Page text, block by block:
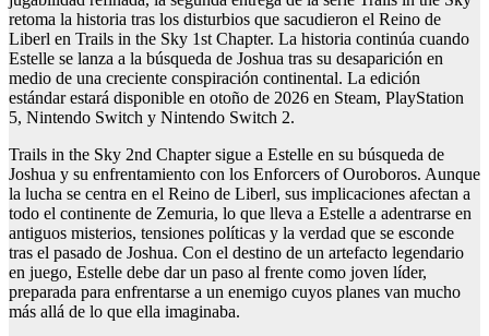
retoma la historia tras los disturbios que sacudieron el Reino de
Liberl en Trails in the Sky 1st Chapter. La historia continúa cuando
Estelle se lanza a la búsqueda de Joshua tras su desaparición en
medio de una creciente conspiración continental. La edición
estándar estará disponible en otoño de 2026 en Steam, PlayStation
5, Nintendo Switch y Nintendo Switch 2.
Trails in the Sky 2nd Chapter sigue a Estelle en su búsqueda de
Joshua y su enfrentamiento con los Enforcers of Ouroboros. Aunque
la lucha se centra en el Reino de Liberl, sus implicaciones afectan a
todo el continente de Zemuria, lo que lleva a Estelle a adentrarse en
antiguos misterios, tensiones políticas y la verdad que se esconde
tras el pasado de Joshua. Con el destino de un artefacto legendario
en juego, Estelle debe dar un paso al frente como joven líder,
preparada para enfrentarse a un enemigo cuyos planes van mucho
más allá de lo que ella imaginaba.